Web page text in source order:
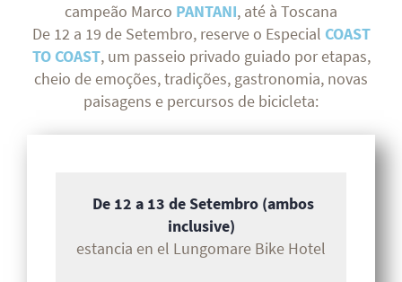
campeão Marco PANTANI, até à Toscana
De 12 a 19 de Setembro, reserve o Especial COAST
TO COAST, um passeio privado guiado por etapas,
cheio de emoções, tradições, gastronomia, novas
paisagens e percursos de bicicleta:
De 12 a 13 de Setembro (ambos
inclusive)
estancia en el Lungomare Bike Hotel